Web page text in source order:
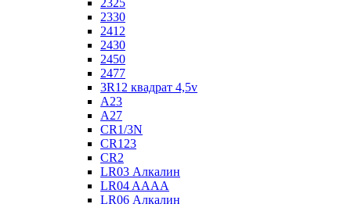
2325
2330
2412
2430
2450
2477
3R12 квадрат 4,5v
A23
A27
CR1/3N
CR123
CR2
LR03 Алкалин
LR04 AAAA
LR06 Алкалин